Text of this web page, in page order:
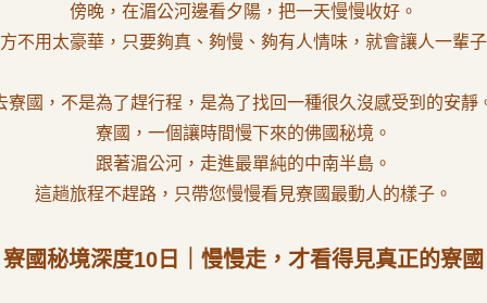
傍晚，在湄公河邊看夕陽，把一天慢慢收好。
不用太豪華，只要夠真、夠慢、夠有人情味，就會讓人一輩子
寮國，不是為了趕行程，是為了找回一種很久沒感受到的安靜
寮國，一個讓時間慢下來的佛國秘境。
跟著湄公河，走進最單純的中南半島。
這趟旅程不趕路，只帶您慢慢看見寮國最動人的樣子。
寮國秘境深度10日｜慢慢走，才看得見真正的寮國